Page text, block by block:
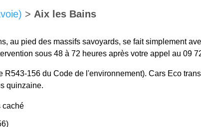
> Aix les Bains
au pied des massifs savoyards, se fait simplement
sous 48 à 72 heures après votre appel au 09
156 du Code de l'environnement). Cars Eco
quinzaine.
caché